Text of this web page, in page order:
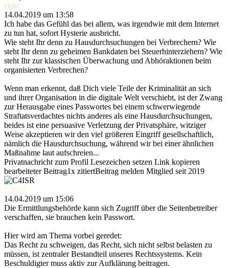
cejar
14.04.2019 um 13:58
Ich habe das Gefühl das bei allem, was irgendwie mit dem Internet
zu tun hat, sofort Hysterie ausbricht.
Wie steht Ihr denn zu Hausdurchsuchungen bei Verbrechern? Wie
steht Ihr denn zu geheimen Bankdaten bei Steuerhinterziehern? Wie
steht Ihr zur klassischen Überwachung und Abhöraktionen beim
organisierten Verbrechen?
Wenn man erkennt, daß Dich viele Teile der Kriminalität an sich
und ihrer Organisation in die digitale Welt verschiebt, ist der Zwang
zur Herausgabe eines Passwortes bei einem schwerwiegende
Straftatsverdachtes nichts anderes als eine Hausdurchsuchungen,
beides ist eine persuasive Verletzung der Privatsphäre, witziger
Weise akzeptieren wir den viel größeren Eingriff gesellschaftlich,
nämlich die Hausdurchsuchung, während wir bei einer ähnlichen
Maßnahme laut aufschreien...
Privatnachricht zum Profil Lesezeichen setzen Link kopieren
bearbeiteter Beitrag1x zitiertBeitrag melden Mitglied seit 2019
C4ISR
14.04.2019 um 15:06
Die Ermittlungsbehörde kann sich Zugriff über die Seitenbetreiber
verschaffen, sie brauchen kein Passwort.
Hier wird am Thema vorbei geredet:
Das Recht zu schweigen, das Recht, sich nicht selbst belasten zu
müssen, ist zentraler Bestandteil unseres Rechtssystems. Kein
Beschuldigter muss aktiv zur Aufklärung beitragen.